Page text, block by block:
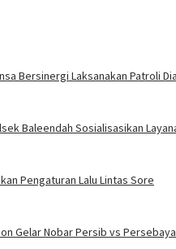
Bersinergi Laksanakan Patroli
Baleendah Sosialisasikan
Pengaturan Lalu Lintas Sore
Gelar Nobar Persib vs